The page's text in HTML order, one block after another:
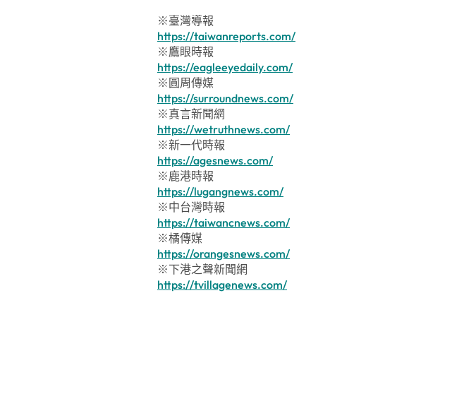
※臺灣導報
https://taiwanreports.com/
※鷹眼時報
https://eagleeyedaily.com/
※圓周傳媒
https://surroundnews.com/
※真言新聞網
https://wetruthnews.com/
※新一代時報
https://agesnews.com/
※鹿港時報
https://lugangnews.com/
※中台灣時報
https://taiwancnews.com/
※橘傳媒
https://orangesnews.com/
※下港之聲新聞網
https://tvillagenews.com/